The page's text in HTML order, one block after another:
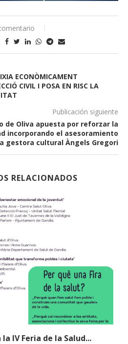
ECONÒMICAMENT
CIVIL I POSA EN RISC LA
Publicación siguiente
de Oliva apuesta por reforzar la
incorporando el asesoramiento
gestora cultural Àngels Gregori
RELACIONADOS
IV Feria de la Salud...